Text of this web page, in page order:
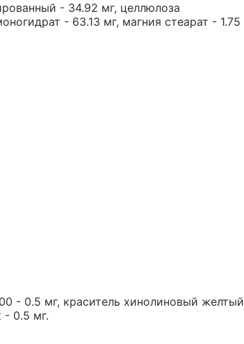
- 34.92 мг, целлюлоза
- 63.13 мг, магния стеарат - 1.75
- 0.5 мг, краситель хинолиновый желтый
- 0.5 мг.